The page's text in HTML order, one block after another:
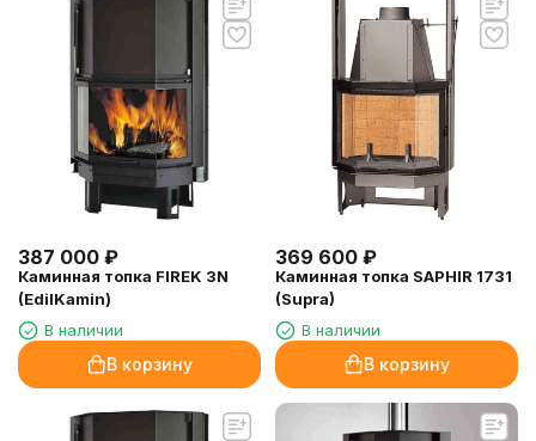
387 000 ₽
Каминная топка FIREK 3N
(EdilKamin)
В наличии
В корзину
369 600 ₽
Каминная топка SAPHIR 1731
(Supra)
В наличии
В корзину